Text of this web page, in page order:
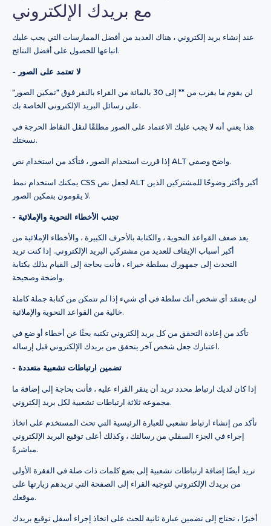
مع بريدك الإلكتروني
عند إنشاء بريد إلكتروني ، هناك العديد من أفضل الممارسات التي يجب عليك
اتباعها للحصول على أفضل النتائج.
- لا تعتمد على الصور
لن يقوم ما يقرب من ** إلى 30 بالمائة من القراء بالنقر فوق "تمكين الصور"
على رسائل البريد الإلكتروني الخاصة بك.
هذا يعني أنه لا يجب عليك الاعتماد على الصور مطلقًا لنقل النقاط الحرجة في
نسختك.
إذا قررت استخدام الصور ، فتأكد من استخدام نص ALT واضح وصفي.
يمكنك استخدام نمط CSS لجعل نص ALT أكبر وأكثر وضوحًا للمشتركين الذين
لا يقومون بتمكين الصور.
- تجنب الأخطاء النحوية والإملائية
يعد ضعف القواعد النحوية ، والكتابة بالأحرف الكبيرة ، والأخطاء الإملائية من
أكبر أسباب الإيقاف للعديد من مشتركي البريد الإلكتروني. إذا كنت تريد
التحدث إلى جمهورك بسلطة خبراء ، فأنت بحاجة إلى القيام بذلك بكتابة
واضحة وصحيحة.
لن يعتقد أي شخص أنك سلطة في أي شيء إذا لم تتمكن من كتابة جملة كاملة
خالية من القواعد النحوية والإملائية.
تأكد من إعادة التحقق من كل بريد إلكتروني تكتبه بحثًا عن أخطاء أو ضع في
اعتبارك جعل شخص آخر يتحقق من بريدك الإلكتروني قبل إرساله.
- تضمين ارتباطات تشعبية متعددة
إذا كان لديك ارتباط محدد تريد أن ينقر القراء عليه ، فأنت بحاجة إلى إضافة ما
مجموعه ثلاثة ارتباطات تشعبية لكل بريد إلكتروني.
تأكد من إنشاء ارتباط تشعبي للعبارة الرئيسية التي تحث المستخدم على اتخاذ
إجراء في الجزء السفلي من رسالتك ، وكذلك أعلى توقيع البريد الإلكتروني
مباشرةً.
تريد أيضًا إضافة ارتباطات تشعبية إلى بضع كلمات ذات صلة في الفقرة الأولى
من بريدك الإلكتروني لتوجيه القراء إلى الصفحة التي تريدهم زيارتها على
موقعك.
أخيرًا ، تحتاج إلى تضمين عبارة ثانية للحث على اتخاذ إجراء أسفل توقيع بريدك